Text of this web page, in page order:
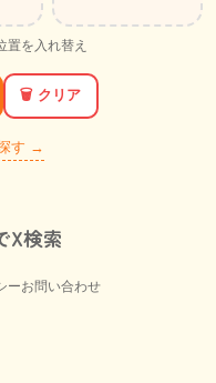
置を入れ替え
🗑️ クリア
す →
X検索
ーお問い合わせ